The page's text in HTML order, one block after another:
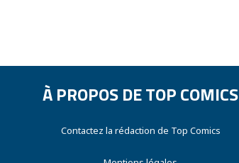
À PROPOS DE TOP COMICS
Contactez la rédaction de Top Comics